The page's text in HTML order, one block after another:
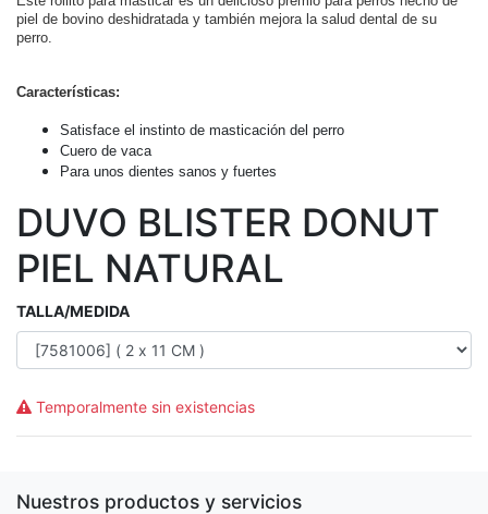
piel de bovino deshidratada y también mejora la salud dental de su
perro.
Características:
Satisface el instinto de masticación del perro
Cuero de vaca
Para unos dientes sanos y fuertes
DUVO BLISTER DONUT
PIEL NATURAL
TALLA/MEDIDA
Temporalmente sin existencias
Nuestros productos y servicios